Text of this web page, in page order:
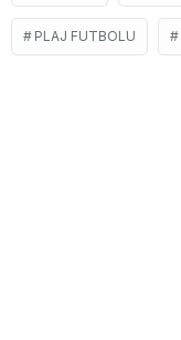
PLAJ FUTBOLU